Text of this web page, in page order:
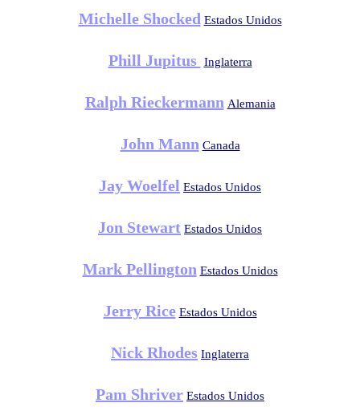
Michelle Shocked Estados Unidos
Phill Jupitus Inglaterra
Ralph Rieckermann Alemania
John Mann Canada
Jay Woelfel Estados Unidos
Jon Stewart Estados Unidos
Mark Pellington Estados Unidos
Jerry Rice Estados Unidos
Nick Rhodes Inglaterra
Pam Shriver Estados Unidos